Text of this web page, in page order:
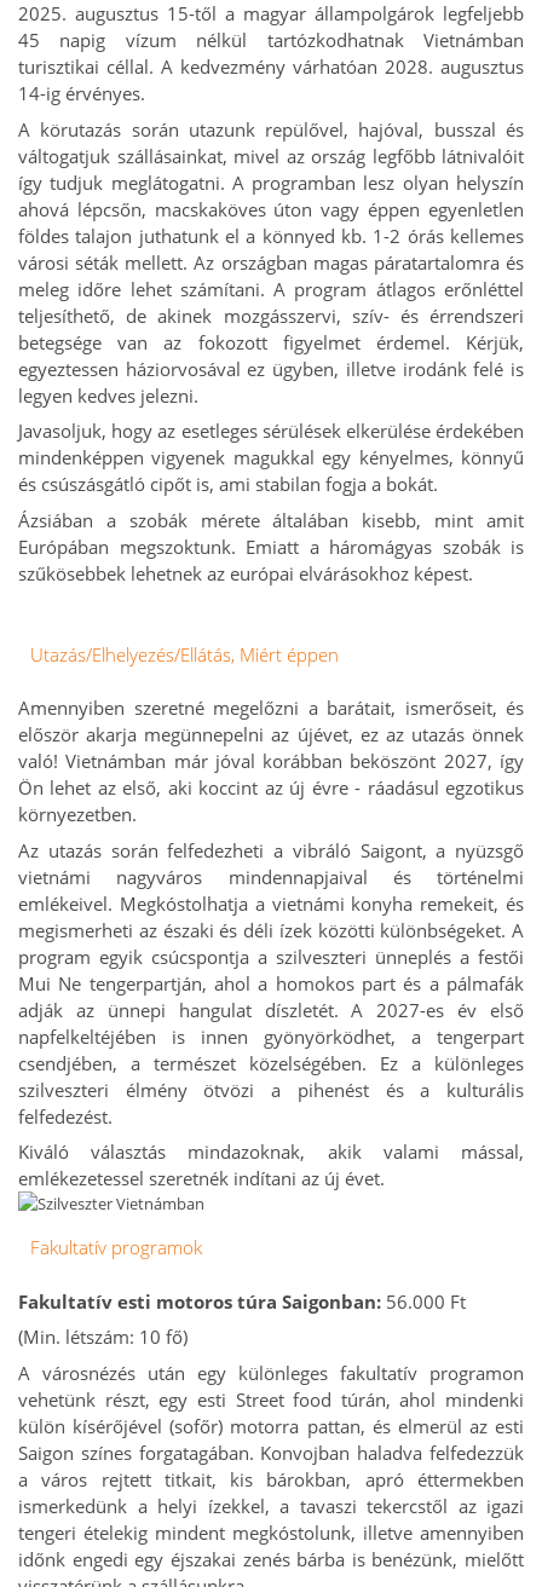
2025. augusztus 15-től a magyar állampolgárok legfeljebb
45 napig vízum nélkül tartózkodhatnak Vietnámban
turisztikai céllal. A kedvezmény várhatóan 2028. augusztus
14-ig érvényes.
A körutazás során utazunk repülővel, hajóval, busszal és
váltogatjuk szállásainkat, mivel az ország legfőbb látnivalóit
így tudjuk meglátogatni. A programban lesz olyan helyszín
ahová lépcsőn, macskaköves úton vagy éppen egyenletlen
földes talajon juthatunk el a könnyed kb. 1-2 órás kellemes
városi séták mellett. Az országban magas páratartalomra és
meleg időre lehet számítani. A program átlagos erőnléttel
teljesíthető, de akinek mozgásszervi, szív- és érrendszeri
betegsége van az fokozott figyelmet érdemel. Kérjük,
egyeztessen háziorvosával ez ügyben, illetve irodánk felé is
legyen kedves jelezni.
Javasoljuk, hogy az esetleges sérülések elkerülése érdekében
mindenképpen vigyenek magukkal egy kényelmes, könnyű
és csúszásgátló cipőt is, ami stabilan fogja a bokát.
Ázsiában a szobák mérete általában kisebb, mint amit
Európában megszoktunk. Emiatt a háromágyas szobák is
szűkösebbek lehetnek az európai elvárásokhoz képest.
Utazás/Elhelyezés/Ellátás, Miért éppen
Amennyiben szeretné megelőzni a barátait, ismerőseit, és
először akarja megünnepelni az újévet, ez az utazás önnek
való! Vietnámban már jóval korábban beköszönt 2027, így
Ön lehet az első, aki koccint az új évre - ráadásul egzotikus
környezetben.
Az utazás során felfedezheti a vibráló Saigont, a nyüzsgő
vietnámi nagyváros mindennapjaival és történelmi
emlékeivel. Megkóstolhatja a vietnámi konyha remekeit, és
megismerheti az északi és déli ízek közötti különbségeket. A
program egyik csúcspontja a szilveszteri ünneplés a festői
Mui Ne tengerpartján, ahol a homokos part és a pálmafák
adják az ünnepi hangulat díszletét. A 2027-es év első
napfelkeltéjében is innen gyönyörködhet, a tengerpart
csendjében, a természet közelségében. Ez a különleges
szilveszteri élmény ötvözi a pihenést és a kulturális
felfedezést.
Kiváló választás mindazoknak, akik valami mással,
emlékezetessel szeretnék indítani az új évet.
Fakultatív programok
Fakultatív esti motoros túra Saigonban: 56.000 Ft
(Min. létszám: 10 fő)
A városnézés után egy különleges fakultatív programon
vehetünk részt, egy esti Street food túrán, ahol mindenki
külön kísérőjével (sofőr) motorra pattan, és elmerül az esti
Saigon színes forgatagában. Konvojban haladva felfedezzük
a város rejtett titkait, kis bárokban, apró éttermekben
ismerkedünk a helyi ízekkel, a tavaszi tekercstől az igazi
tengeri ételekig mindent megkóstolunk, illetve amennyiben
időnk engedi egy éjszakai zenés bárba is benézünk, mielőtt